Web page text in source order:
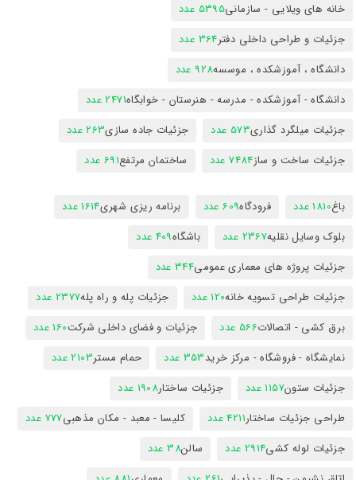
خانه های ویلایی - سازمانی5395 عدد
جزئیات و طراحی داخلی دفتر364 عدد
دانشگاه ، آموزشکده ، موسسه928 عدد
دانشگاه - آموزشکده - مدرسه - هنرستان - خوابگاه2471 عدد
جزئیات میلگرد گذاری573 عدد جزئیات جاده سازی263 عدد
جزئیات ساخت و ساز7484 عدد ساختمان مرتفع691 عدد
باغ1810 عدد فرودگاه609 عدد برنامه ریزی شهری1614 عدد
بلوک وسایل نقلیه2367 عدد باشگاه409 عدد
جزئیات پروژه های معماری عمومی344 عدد
جزئیات طراحی تسویه خانه120 عدد جزئیات پله و راه پله2377 عدد
برق کشی - اتصالات566 عدد جزئیات و فضای داخلی شرکت160 عدد
نمایشگاه - فروشگاه - مرکز خرید353 عدد حمام مستر2103 عدد
جزئیات ستون1157 عدد جزئیات ساختار1908 عدد
طراحی جزئیات ساختار4211 عدد کلیسا - معبد - مکان مذهبی777 عدد
جزئیات لوله کشی2914 عدد سالن38 عدد